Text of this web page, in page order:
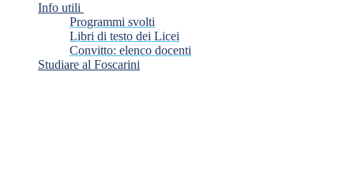
Info utili
Programmi svolti
Libri di testo dei Licei
Convitto: elenco docenti
Studiare al Foscarini